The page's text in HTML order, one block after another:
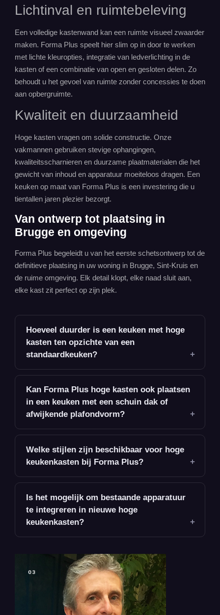
Lichtinval en ruimtebeleving
Een volledige kastenwand kan een ruimte visueel zwaarder
maken. Forma Plus speelt hier slim op in door te werken
met lichte kleuropties, integratie van ledverlichting in de
kasten of een combinatie van open en gesloten delen. Zo
behoudt u het gevoel van ruimte zonder concessies te doen
aan opbergruimte.
Kwaliteit en duurzaamheid
Hoge kasten vragen om solide constructie. Onze
vakmannen gebruiken stevige ophangingen,
kwaliteitsscharnieren en duurzame plaatmaterialen die het
gewicht van inhoud en apparatuur moeiteloos dragen. Een
keuken op maat van Forma Plus is een investering die u
tientallen jaren plezier bezorgt.
Van ontwerp tot plaatsing in
Brugge en omgeving
Forma Plus begeleidt u van het eerste schetsontwerp tot de
definitieve plaatsing in uw woning in Brugge, Sint-Kruis en
de ruime omgeving. Elk detail klopt, elke naad sluit aan,
elke kast zit perfect op zijn plek.
Hoeveel duurder is een keuken met hoge
kasten ten opzichte van een
standaardkeuken?
Kan Forma Plus hoge kasten ook plaatsen
in een keuken met een schuin dak of
afwijkende plafondvorm?
Welke stijlen zijn beschikbaar voor hoge
keukenkasten bij Forma Plus?
Is het mogelijk om bestaande apparatuur
te integreren in nieuwe hoge
keukenkasten?